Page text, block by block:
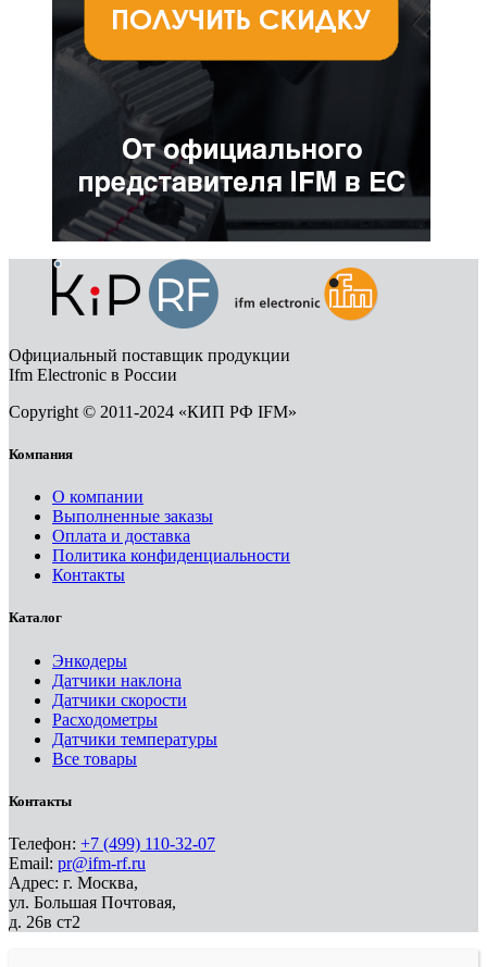
Официальный поставщик продукции
Ifm Electronic в России
Copyright © 2011-2024 «КИП РФ IFM»
Компания
О компании
Выполненные заказы
Оплата и доставка
Политика конфиденциальности
Контакты
Каталог
Энкодеры
Датчики наклона
Датчики скорости
Расходометры
Датчики температуры
Все товары
Контакты
Телефон: +7 (499) 110-32-07
Email: pr@ifm-rf.ru
Адрес: г. Москва,
ул. Большая Почтовая,
д. 26в ст2